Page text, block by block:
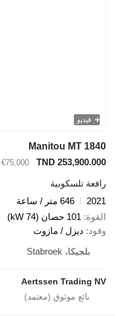
فيديو
Manitou MT 1840
TND 253,900.000
€75,000
رافعة تلسكوبية
2021
646 متر / ساعة
القوة 101 حصان (74 kW)
وقود ديزل / مازوت
بلجيكا، Stabroek
Aertssen Trading NV